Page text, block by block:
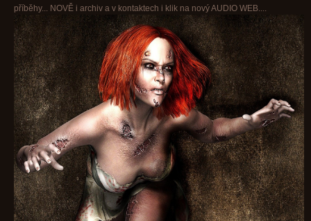
příběhy... NOVĚ i archiv a v kontaktech i klik na nový AUDIO WEB....